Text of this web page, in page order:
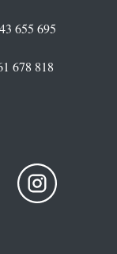
655 695
678 818